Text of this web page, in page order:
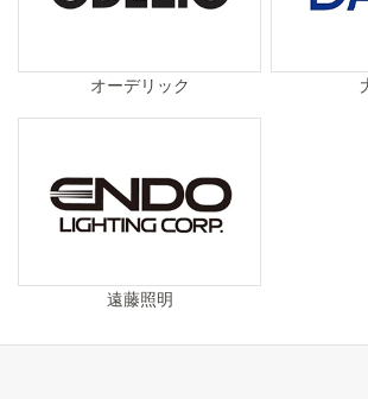
オーデリック
遠藤照明